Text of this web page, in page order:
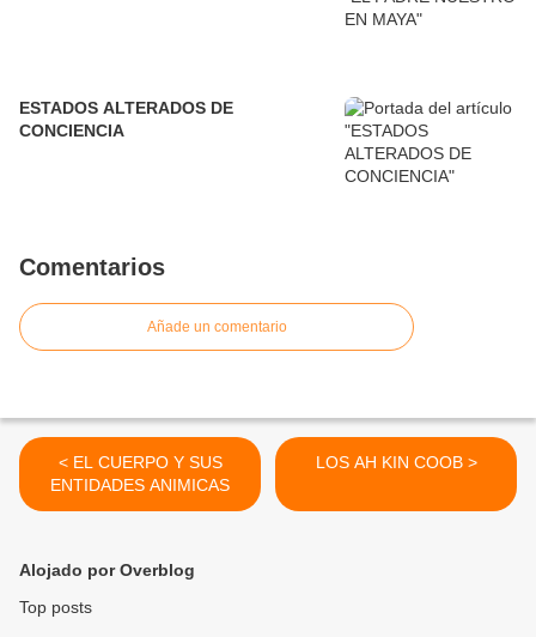
ESTADOS ALTERADOS DE
CONCIENCIA
Comentarios
Añade un comentario
< EL CUERPO Y SUS
ENTIDADES ANIMICAS
LOS AH KIN COOB >
Alojado por Overblog
Top posts